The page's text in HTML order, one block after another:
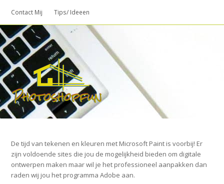
Contact Mij Tips/ Ideeen
De tijd van tekenen en kleuren met Microsoft Paint is voorbij! Er
zijn voldoende sites die jou de mogelijkheid bieden om digitale
ontwerpen maken maar wil je het professioneel aanpakken dan
raden wij jou het programma Adobe aan.